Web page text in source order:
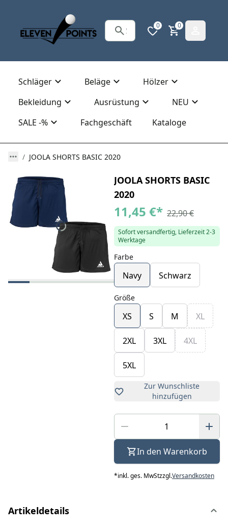
0 0
Schläger Beläge
Hölzer
Bekleidung
Ausrüstung
NEU
SALE -%
Fachgeschäft Kataloge
JOOLA SHORTS BASIC 2020
JOOLA SHORTS BASIC
2020
11,45 €* 22,90 €
Sofort versandfertig, Lieferzeit 2-3
Werktage
Farbe
Navy Schwarz
Größe
XS S M XL
2XL 3XL 4XL
5XL
Zur Wunschliste
hinzufügen
In den Warenkorb
*inkl. ges. MwStzzgl.Versandkosten
Artikeldetails